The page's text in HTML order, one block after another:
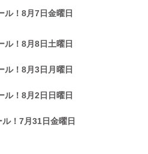
ル！8月7日金曜日
ル！8月8日土曜日
ル！8月3日月曜日
ル！8月2日日曜日
！7月31日金曜日